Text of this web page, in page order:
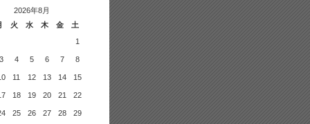
2026年8月
火 水 木 金
土
1
4 5 6 7 8
11 12 13 14 15
18 19 20 21 22
25 26 27 28 29